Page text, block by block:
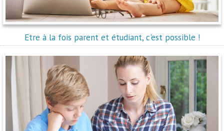
Etre à la fois parent et étudiant, c'est possible !